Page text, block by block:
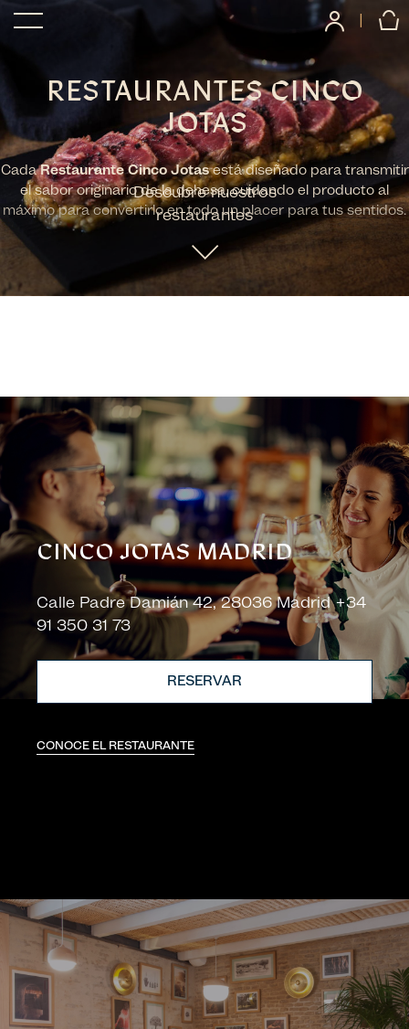
RESTAURANTES CINCO
JOTAS
CadaRestaurante Cinco Jotasestá diseñado para transmitir
el sabor originario de la dehesa, cuidando el producto al
máximo para convertirlo en todo un placer para tus sentidos.
Descubre nuestros
restaurantes
CINCO JOTAS MADRID
Calle Padre Damián 42, 28036 Madrid +34
91 350 31 73
RESERVAR
CONOCE EL RESTAURANTE